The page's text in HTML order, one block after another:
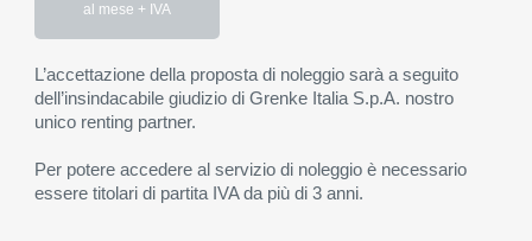
al mese + IVA
L’accettazione della proposta di noleggio sarà a seguito
dell’insindacabile giudizio di Grenke Italia S.p.A. nostro
unico renting partner.
Per potere accedere al servizio di noleggio è necessario
essere titolari di partita IVA da più di 3 anni.